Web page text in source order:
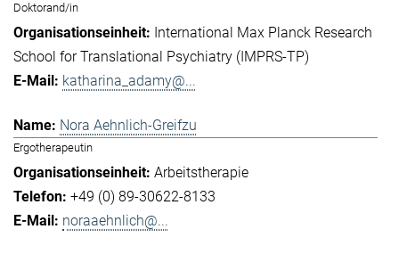
Doktorand/in
International Max Planck Research
School for Translational Psychiatry (IMPRS-TP)
katharina_adamy@...
Nora Aehnlich-Greifzu
Ergotherapeutin
Arbeitstherapie
+49 (0) 89-30622-8133
noraaehnlich@...